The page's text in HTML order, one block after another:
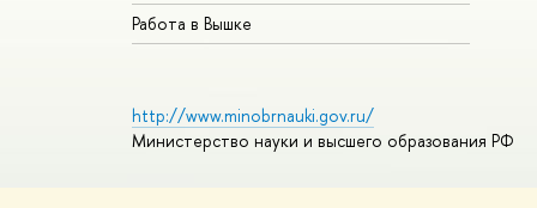
Работа в Вышке
http://www.minobrnauki.gov.ru/
Министерство науки и высшего образования РФ